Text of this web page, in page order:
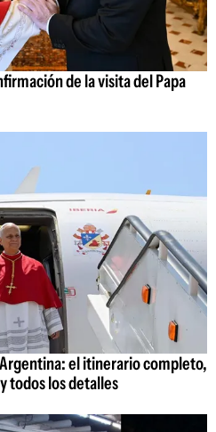
de la visita del Papa
Argentina: el itinerario completo,
todos los detalles